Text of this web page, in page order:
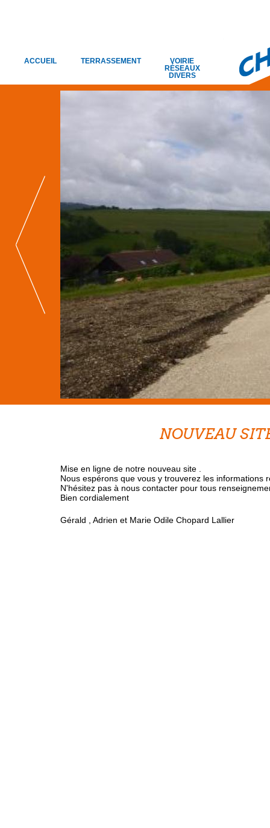
ACCUEIL TERRASSEMENT
VOIRIE
RÉSEAUX
DIVERS
NOUVEAU
Mise en ligne de notre nouveau site .
Nous espérons que vous y trouverez les informations
N'hésitez pas à nous contacter pour tous
Bien cordialement
Gérald , Adrien et Marie Odile Chopard Lallier